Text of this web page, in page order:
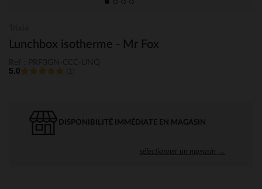
Lunchbox isotherme - Mr Fox
5.0
DISPONIBILITÉ IMMÉDIATE EN MAGASIN
sélectionner un magasin →